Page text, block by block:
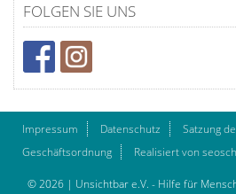
FOLGEN SIE UNS
Impressum Datenschutz
Satzung
Geschäftsordnung
Realisiert von
© 2026 | Unsichtbar e.V. - Hilfe für